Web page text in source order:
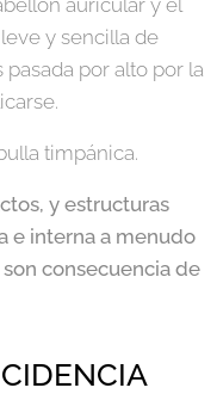
y sencilla de
por alto por la
timpánica.
y estructuras
e interna a menudo
consecuencia de